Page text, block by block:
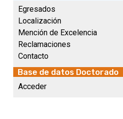
Egresados
Localización
Mención de Excelencia
Reclamaciones
Contacto
Base de datos Doctorado
Acceder